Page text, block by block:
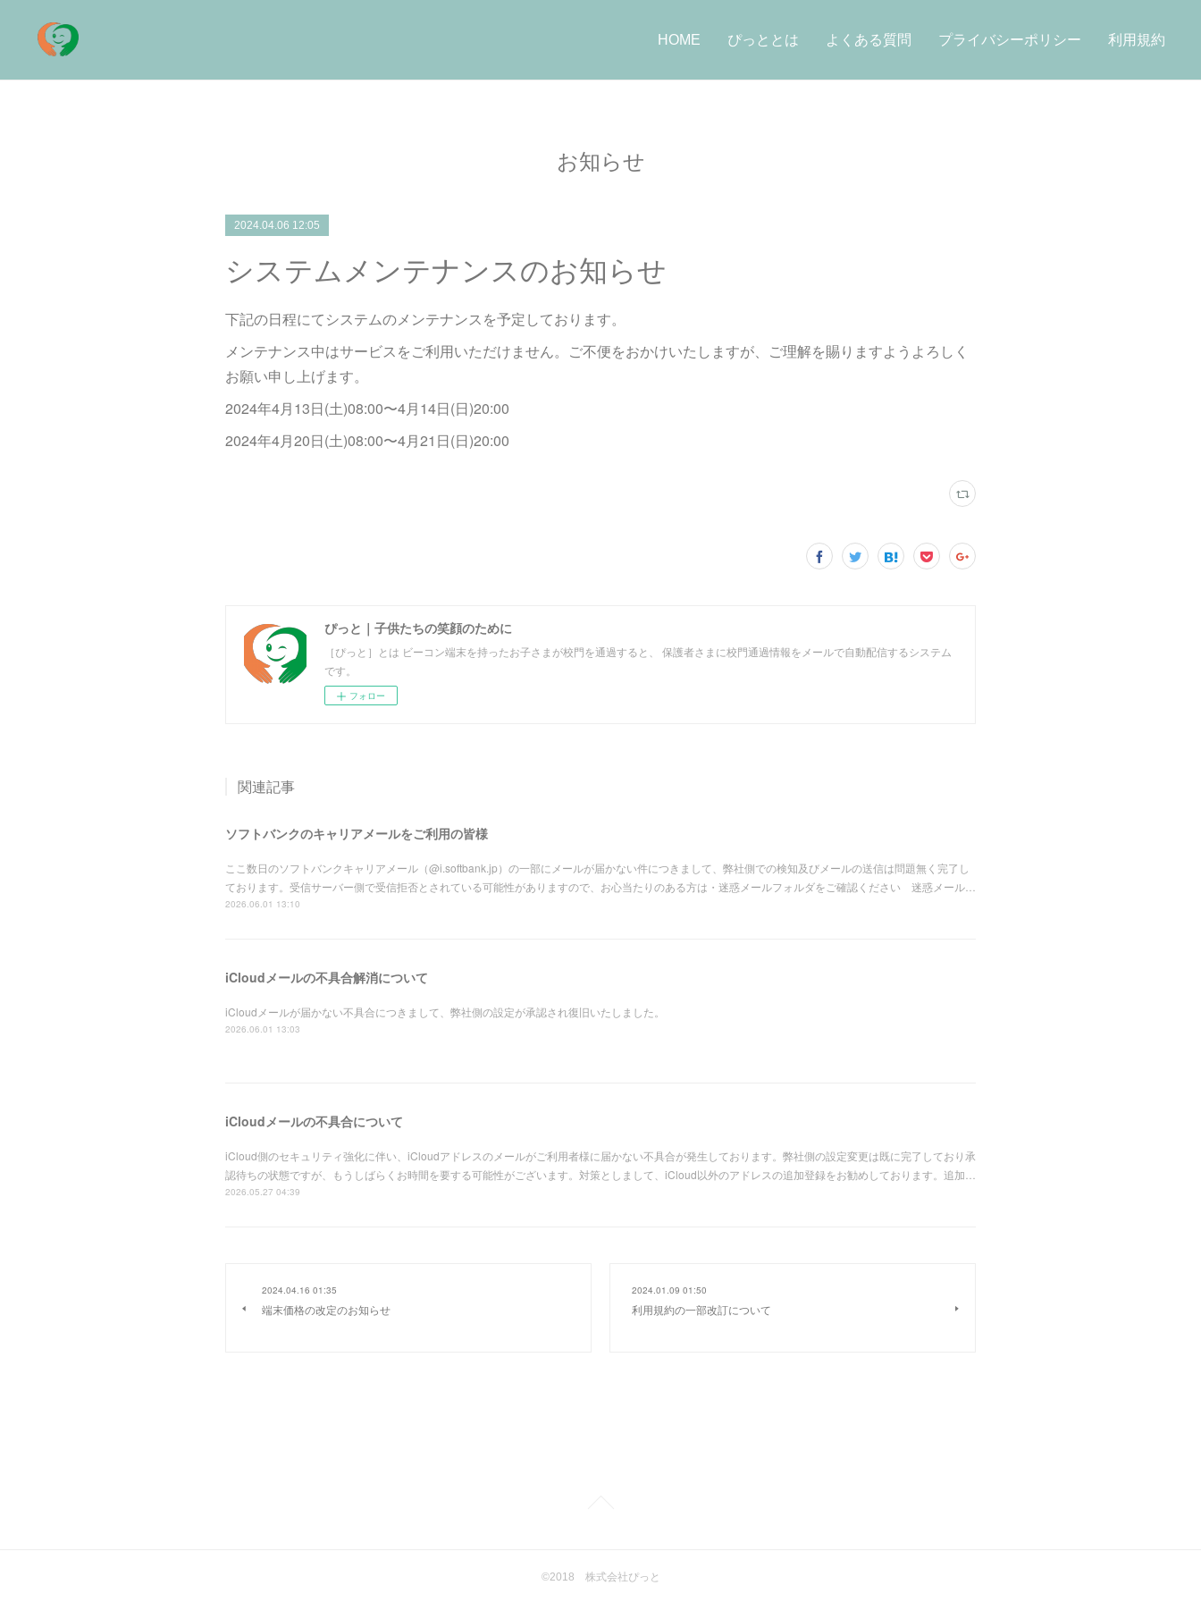
HOME ぴっととは よくある質問 プライバシーポリシー 利用規約
お知らせ
2024.04.06 12:05
システムメンテナンスのお知らせ
下記の日程にてシステムのメンテナンスを予定しております。
メンテナンス中はサービスをご利用いただけません。ご不便をおかけいたしますが、ご理解を賜りますようよろしく
お願い申し上げます。
2024年4月13日(土)08:00〜4月14日(日)20:00
2024年4月20日(土)08:00〜4月21日(日)20:00
ぴっと｜子供たちの笑顔のために
［ぴっと］とは ビーコン端末を持ったお子さまが校門を通過すると、 保護者さまに校門通過情報をメールで自動配信するシステム
です。
フォロー
関連記事
ソフトバンクのキャリアメールをご利用の皆様
ここ数日のソフトバンクキャリアメール（@i.softbank.jp）の一部にメールが届かない件につきまして、弊社側での検知及びメールの送信は問題無く完了し
ております。受信サーバー側で受信拒否とされている可能性がありますので、お心当たりのある方は・迷惑メールフォルダをご確認ください 迷惑メール…
2026.06.01 13:10
iCloudメールの不具合解消について
iCloudメールが届かない不具合につきまして、弊社側の設定が承認され復旧いたしました。
2026.06.01 13:03
iCloudメールの不具合について
iCloud側のセキュリティ強化に伴い、iCloudアドレスのメールがご利用者様に届かない不具合が発生しております。弊社側の設定変更は既に完了しており承
認待ちの状態ですが、もうしばらくお時間を要する可能性がございます。対策としまして、iCloud以外のアドレスの追加登録をお勧めしております。追加…
2026.05.27 04:39
2024.04.16 01:35
端末価格の改定のお知らせ
2024.01.09 01:50
利用規約の一部改訂について
©2018 株式会社ぴっと